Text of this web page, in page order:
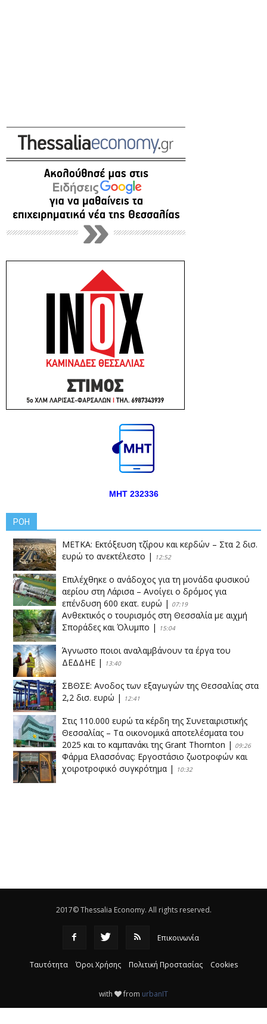
ΜΗΤ 232336
ΡΟΗ
ΜΕΤΚΑ: Εκτόξευση τζίρου και κερδών – Στα 2 δισ.
ευρώ το ανεκτέλεστο | 12:52
Επιλέχθηκε ο ανάδοχος για τη μονάδα φυσικού
αερίου στη Λάρισα – Ανοίγει ο δρόμος για
επένδυση 600 εκατ. ευρώ | 07:19
Ανθεκτικός ο τουρισμός στη Θεσσαλία με αιχμή
Σποράδες και Όλυμπο | 15:04
Άγνωστο ποιοι αναλαμβάνουν τα έργα του
ΔΕΔΔΗΕ | 13:40
ΣΒΘΣΕ: Aνοδος των εξαγωγών της Θεσσαλίας στα
2,2 δισ. ευρώ | 12:41
Στις 110.000 ευρώ τα κέρδη της Συνεταιριστικής
Θεσσαλίας – Τα οικονομικά αποτελέσματα του
2025 και το καμπανάκι της Grant Thornton | 09:26
Φάρμα Ελασσόνας: Εργοστάσιο ζωοτροφών και
χοιροτροφικό συγκρότημα | 10:32
2017© Thessalia Economy. All rights reserved.
Επικοινωνία
Ταυτότητα Όροι Χρήσης Πολιτική Προστασίας Cookies
with from urbanIT